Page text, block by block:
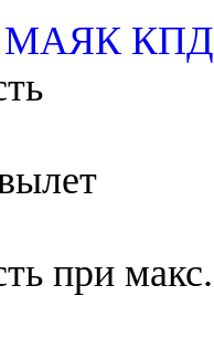
МАЯК КПД
при